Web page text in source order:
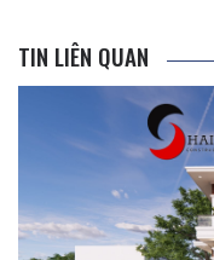
TIN LIÊN QUAN